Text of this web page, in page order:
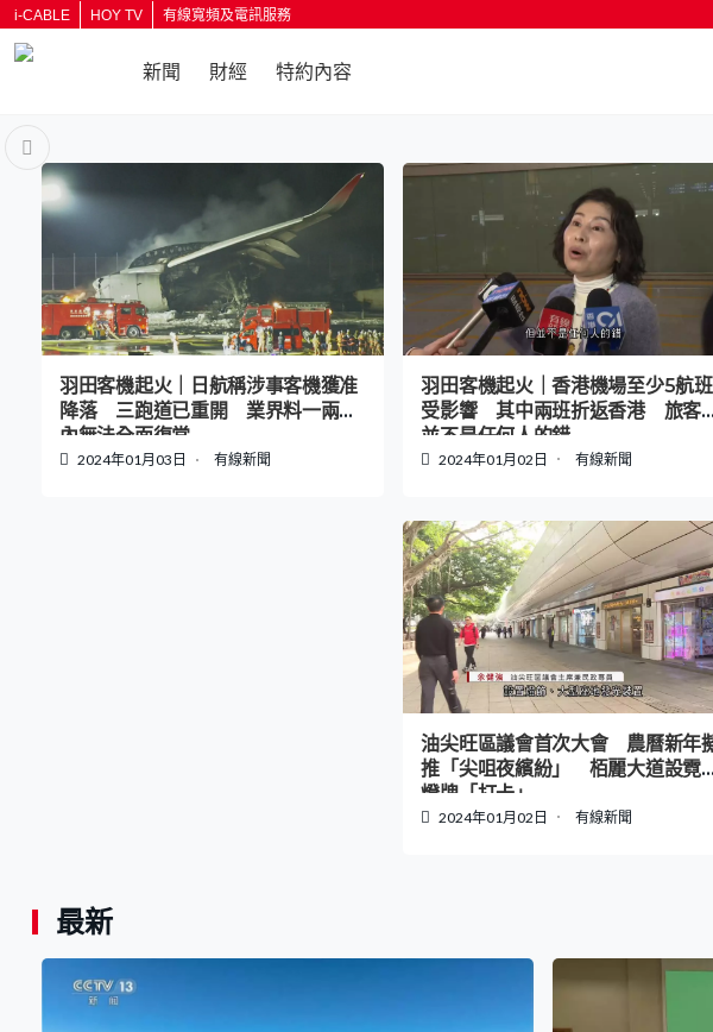
i-CABLE HOY TV 有線寬頻及電訊服務
新聞 財經 特約內容
羽田客機起火｜日航稱涉事客機獲准
降落 三跑道已重開 業界料一兩天
內無法全面復常
2024年01月03日 有線新聞
羽田客機起火｜香港機場至少5航班
受影響 其中兩班折返香港 旅客：
並不是任何人的錯
2024年01月02日 有線新聞
油尖旺區議會首次大會 農曆新年
推「尖咀夜繽紛」 栢麗大道設霓虹
燈牌「打卡」
2024年01月02日 有線新聞
最新